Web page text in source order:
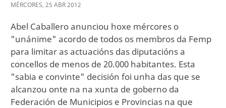
MÉRCORES, 25 ABR2012
Abel Caballero anunciou hoxe mércores o
"unánime" acordo de todos os membros da Femp
para limitar as actuacións das diputacións a
concellos de menos de 20.000 habitantes. Esta
"sabia e convinte" decisión foi unha das que se
alcanzou onte na na xunta de goberno da
Federación de Municipios e Provincias na que